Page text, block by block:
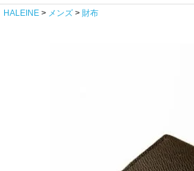
HALEINE メンズ 財布